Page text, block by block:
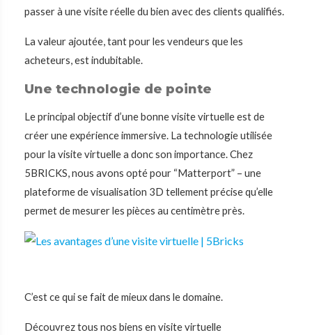
passer à une visite réelle du bien avec des clients qualifiés.
La valeur ajoutée, tant pour les vendeurs que les
acheteurs, est indubitable.
Une technologie de pointe
Le principal objectif d’une bonne visite virtuelle est de
créer une expérience immersive. La technologie utilisée
pour la visite virtuelle a donc son importance. Chez
5BRICKS, nous avons opté pour “Matterport” – une
plateforme de visualisation 3D tellement précise qu’elle
permet de mesurer les pièces au centimètre près.
C’est ce qui se fait de mieux dans le domaine.
Découvrez tous nos biens en visite virtuelle